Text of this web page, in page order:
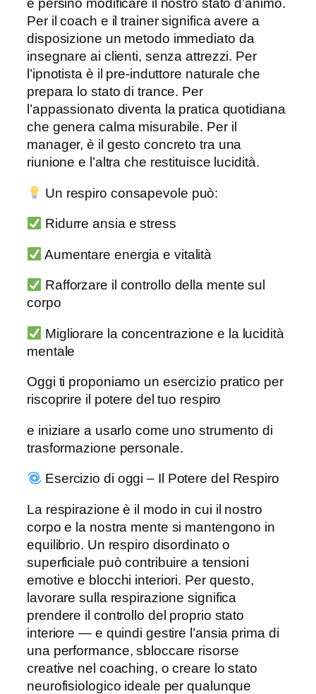
e persino modificare il nostro stato d’animo.
Per il coach e il trainer significa avere a
disposizione un metodo immediato da
insegnare ai clienti, senza attrezzi. Per
l’ipnotista è il pre-induttore naturale che
prepara lo stato di trance. Per
l’appassionato diventa la pratica quotidiana
che genera calma misurabile. Per il
manager, è il gesto concreto tra una
riunione e l’altra che restituisce lucidità.
Un respiro consapevole può:
Ridurre ansia e stress
Aumentare energia e vitalità
Rafforzare il controllo della mente sul
corpo
Migliorare la concentrazione e la lucidità
mentale
Oggi ti proponiamo un esercizio pratico per
riscoprire il potere del tuo respiro
e iniziare a usarlo come uno strumento di
trasformazione personale.
Esercizio di oggi – Il Potere del Respiro
La respirazione è il modo in cui il nostro
corpo e la nostra mente si mantengono in
equilibrio. Un respiro disordinato o
superficiale può contribuire a tensioni
emotive e blocchi interiori. Per questo,
lavorare sulla respirazione significa
prendere il controllo del proprio stato
interiore — e quindi gestire l’ansia prima di
una performance, sbloccare risorse
creative nel coaching, o creare lo stato
neurofisiologico ideale per qualunque